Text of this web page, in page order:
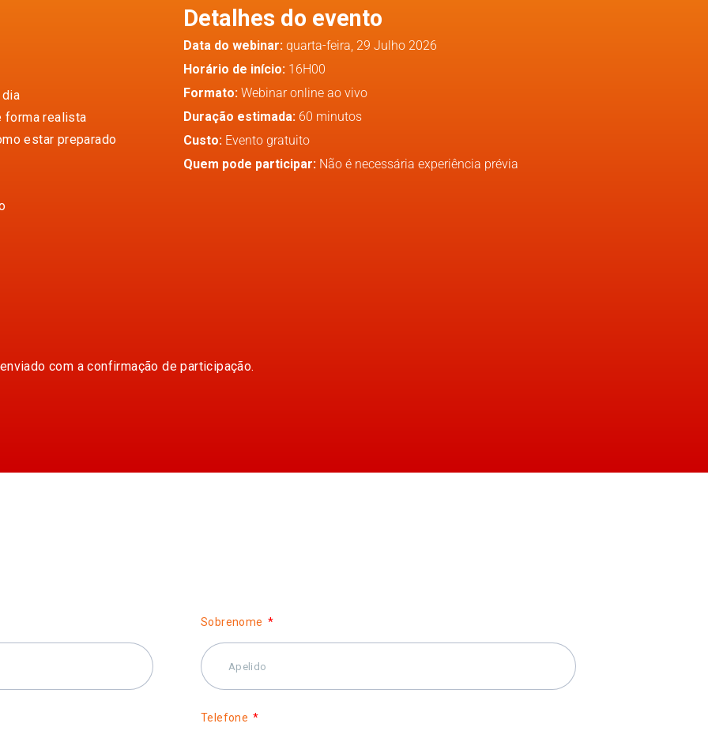
forma realista
estar preparado
Detalhes do evento
Data do webinar: quarta-feira, 29 Julho 2026
Horário de início: 16H00
Formato: Webinar online ao vivo
Duração estimada: 60 minutos
Custo: Evento gratuito
Quem pode participar: Não é necessária experiência prévia
com a confirmação de participação.
Sobrenome
Telefone